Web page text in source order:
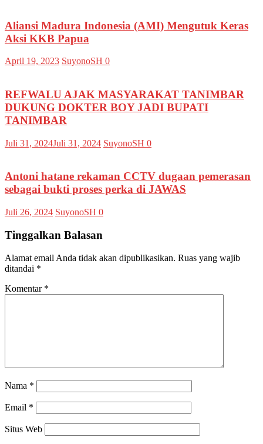
Aliansi Madura Indonesia (AMI) Mengutuk Keras
Aksi KKB Papua
April 19, 2023 SuyonoSH 0
REFWALU AJAK MASYARAKAT TANIMBAR
DUKUNG DOKTER BOY JADI BUPATI
TANIMBAR
Juli 31, 2024Juli 31, 2024 SuyonoSH 0
Antoni hatane rekaman CCTV dugaan pemerasan
sebagai bukti proses perka di JAWAS
Juli 26, 2024 SuyonoSH 0
Tinggalkan Balasan
Alamat email Anda tidak akan dipublikasikan. Ruas yang wajib
ditandai *
Komentar *
Nama *
Email *
Situs Web